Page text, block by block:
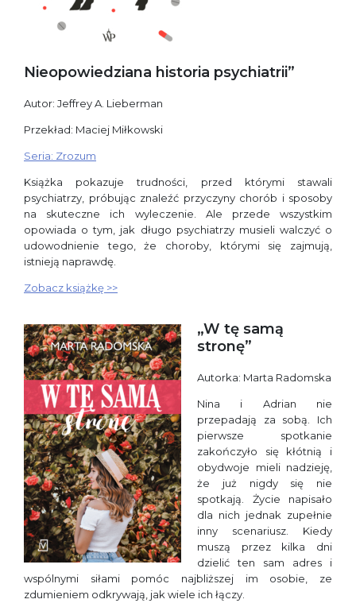
Nieopowiedziana historia psychiatrii”
Autor: Jeffrey A. Lieberman
Przekład: Maciej Miłkowski
Seria: Zrozum
Książka pokazuje trudności, przed którymi stawali
psychiatrzy, próbując znaleźć przyczyny chorób i sposoby
na skuteczne ich wyleczenie. Ale przede wszystkim
opowiada o tym, jak długo psychiatrzy musieli walczyć o
udowodnienie tego, że choroby, którymi się zajmują,
istnieją naprawdę.
Zobacz książkę >>
„W tę samą
stronę”
Autorka: Marta Radomska
Nina i Adrian nie
przepadają za sobą. Ich
pierwsze spotkanie
zakończyło się kłótnią i
obydwoje mieli nadzieję,
że już nigdy się nie
spotkają. Życie napisało
dla nich jednak zupełnie
inny scenariusz. Kiedy
muszą przez kilka dni
dzielić ten sam adres i
wspólnymi siłami pomóc najbliższej im osobie, ze
zdumieniem odkrywają, jak wiele ich łączy.